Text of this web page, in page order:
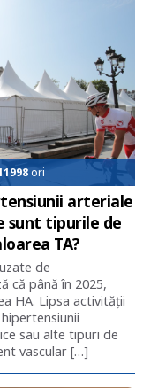
ori
arteriale
sunt tipurile de
TA?
de
că până în 2025,
HA. Lipsa activității
sau alte tipuri de
vascular […]